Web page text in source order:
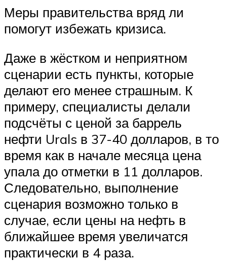
Меры правительства вряд ли
помогут избежать кризиса.
Даже в жёстком и неприятном
сценарии есть пункты, которые
делают его менее страшным. К
примеру, специалисты делали
подсчёты с ценой за баррель
нефти Urals в 37-40 долларов, в то
время как в начале месяца цена
упала до отметки в 11 долларов.
Следовательно, выполнение
сценария возможно только в
случае, если цены на нефть в
ближайшее время увеличатся
практически в 4 раза.